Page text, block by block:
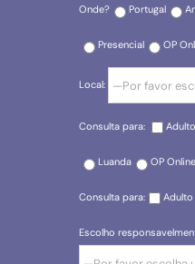
Onde? Portugal
Presencial OP
Local:
Consulta para: Adulto
Luanda OP Online
Consulta para: Adulto
Escolho